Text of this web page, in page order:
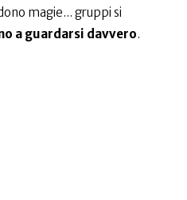
magie... gruppi si
a guardarsi davvero.